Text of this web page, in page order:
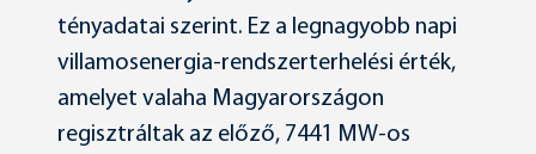
tényadatai szerint. Ez a legnagyobb napi
villamosenergia-rendszerterhelési érték,
amelyet valaha Magyarországon
regisztráltak az előző, 7441 MW-os